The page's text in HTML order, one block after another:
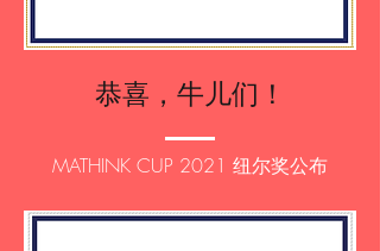
​恭喜，牛儿们！
MATHINK CUP 2021 纽尔奖公布